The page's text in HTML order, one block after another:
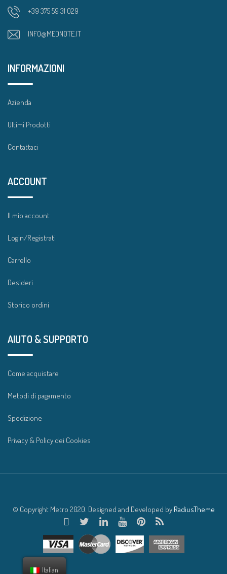
+39 375 59 31 029
INFO@MEDNOTE.IT
INFORMAZIONI
Azienda
Ultimi Prodotti
Contattaci
ACCOUNT
Il mio account
Login/Registrati
Carrello
Desideri
Storico ordini
AIUTO & SUPPORTO
Come acquistare
Metodi di pagamento
Spedizione
Privacy & Policy dei Cookies
© Copyright Metro 2020. Designed and Developed by RadiusTheme
Italian